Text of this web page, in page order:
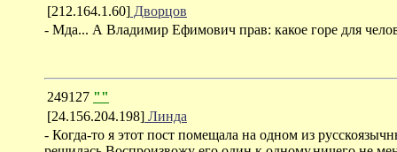
[212.164.1.60] Дворцов
- Мда... А Владимир Ефимович прав: какое горе для
249127 ""
[24.156.204.198] Линда
- Когда-то я этот пост помещала на одном из